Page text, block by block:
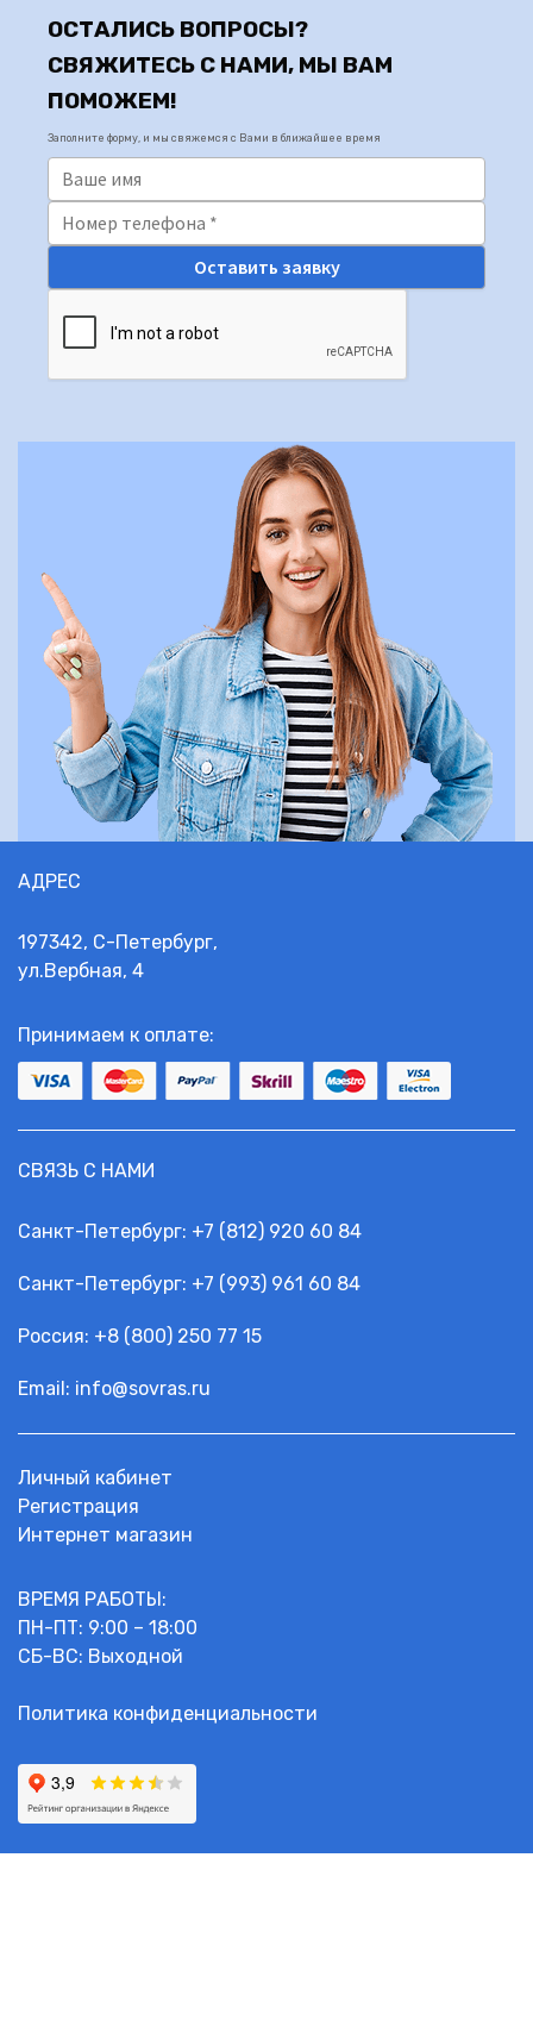
ОСТАЛИСЬ ВОПРОСЫ?
СВЯЖИТЕСЬ С НАМИ, МЫ ВАМ
ПОМОЖЕМ!
Заполните форму, и мы свяжемся с Вами в ближайшее время
Личный кабинет
Регистрация
Интернет магазин
ВРЕМЯ РАБОТЫ:
ПН-ПТ: 9:00 – 18:00
СБ-ВС: Выходной
Политика конфиденциальности
АДРЕС
197342, С-Петербург,
ул.Вербная, 4
Принимаем к оплате:
СВЯЗЬ С НАМИ
Санкт-Петербург: +7 (812) 920 60 84
Санкт-Петербург: +7 (993) 961 60 84
Россия: +8 (800) 250 77 15
Email: info@sovras.ru